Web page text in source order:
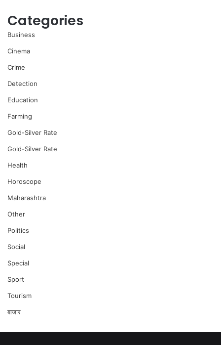
Categories
Business
Cinema
Crime
Detection
Education
Farming
Gold-Silver Rate
Gold-Silver Rate
Health
Horoscope
Maharashtra
Other
Politics
Social
Special
Sport
Tourism
बाजार